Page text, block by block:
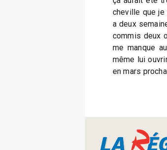
cheville que je
a deux
commis deux
me manque
même lui
en mars